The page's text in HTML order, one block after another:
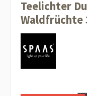
Teelichter
Waldfrüchte